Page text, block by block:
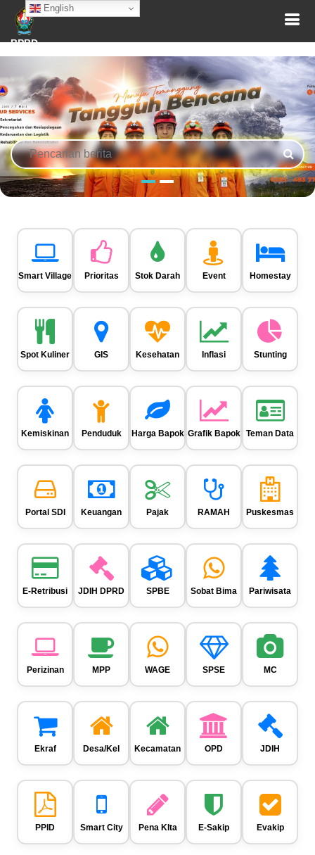
English
BPBD
Smart Village Prioritas Stok Darah Event Homestay
Spot Kuliner GIS Kesehatan Inflasi Stunting
Kemiskinan Penduduk Harga Bapok Grafik Bapok Teman Data
Portal SDI Keuangan Pajak RAMAH Puskesmas
E-Retribusi JDIH DPRD SPBE Sobat Bima Pariwisata
Perizinan MPP WAGE SPSE MC
Ekraf Desa/Kel Kecamatan OPD JDIH
PPID Smart City Pena KIta E-Sakip Evakip